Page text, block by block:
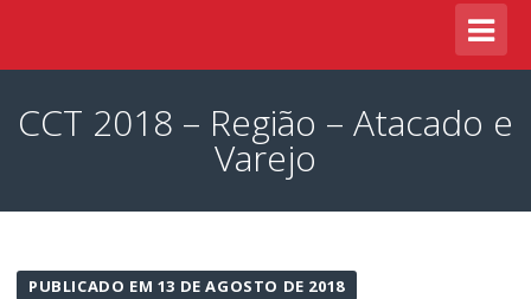
CCT 2018 – Região – Atacado e
Varejo
PUBLICADO EM 13 DE AGOSTO DE 2018